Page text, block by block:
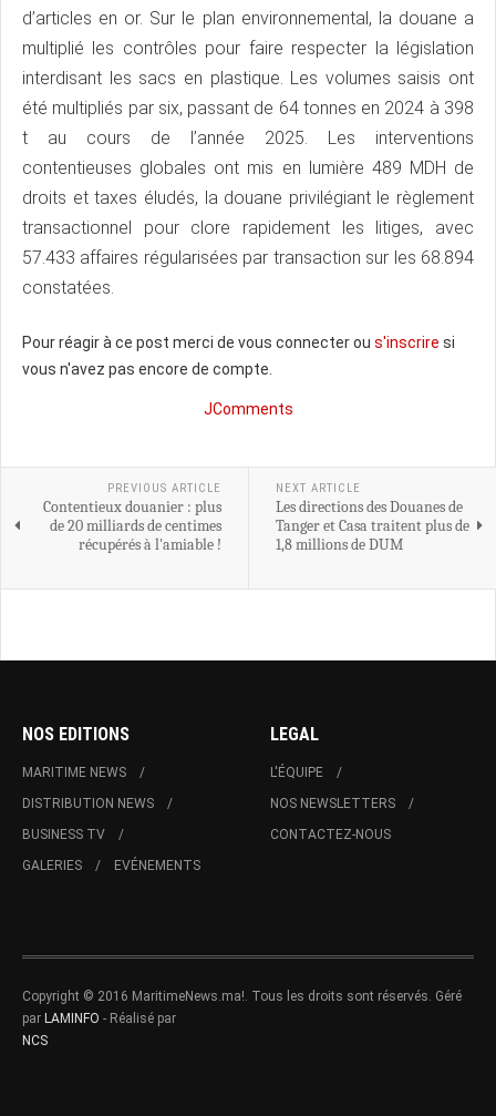
d’articles en or. Sur le plan environnemental, la douane a
multiplié les contrôles pour faire respecter la législation
interdisant les sacs en plastique. Les volumes saisis ont
été multipliés par six, passant de 64 tonnes en 2024 à 398
t au cours de l’année 2025. Les interventions
contentieuses globales ont mis en lumière 489 MDH de
droits et taxes éludés, la douane privilégiant le règlement
transactionnel pour clore rapidement les litiges, avec
57.433 affaires régularisées par transaction sur les 68.894
constatées.
Pour réagir à ce post merci de vous connecter ou s'inscrire si
vous n'avez pas encore de compte.
JComments
PREVIOUS ARTICLE
Contentieux douanier : plus
de 20 milliards de centimes
récupérés à l'amiable !
NEXT ARTICLE
Les directions des Douanes de
Tanger et Casa traitent plus de
1,8 millions de DUM
NOS EDITIONS
MARITIME NEWS
DISTRIBUTION NEWS
BUSINESS TV
GALERIES
EVÉNEMENTS
LEGAL
L'ÉQUIPE
NOS NEWSLETTERS
CONTACTEZ-NOUS
Copyright © 2016 MaritimeNews.ma!. Tous les droits sont réservés. Géré
par LAMINFO - Réalisé par
NCS